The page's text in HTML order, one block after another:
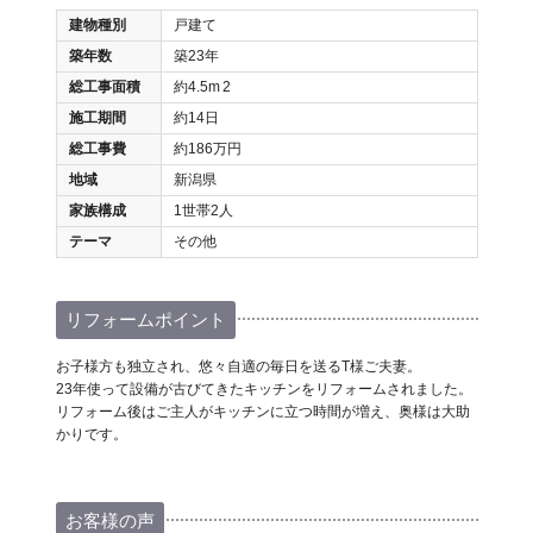
建物種別
戸建て
築年数
築23年
総工事面積
約4.5m2
施工期間
約14日
総工事費
約186万円
地域
新潟県
家族構成
1世帯2人
テーマ
その他
リフォームポイント
お子様方も独立され、悠々自適の毎日を送るT様ご夫妻。
23年使って設備が古びてきたキッチンをリフォームされました。
リフォーム後はご主人がキッチンに立つ時間が増え、奥様は大助
かりです。
お客様の声